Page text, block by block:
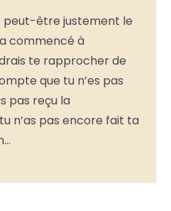
peut-être justement le
commencé à
te rapprocher de
que tu n’es pas
pas reçu la
n’as pas encore fait ta